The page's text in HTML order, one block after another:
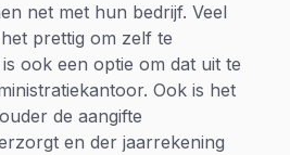
net met hun bedrijf. Veel
prettig om zelf te
ook een optie om dat uit te
Ook is het
de aangifte
en der jaarrekening